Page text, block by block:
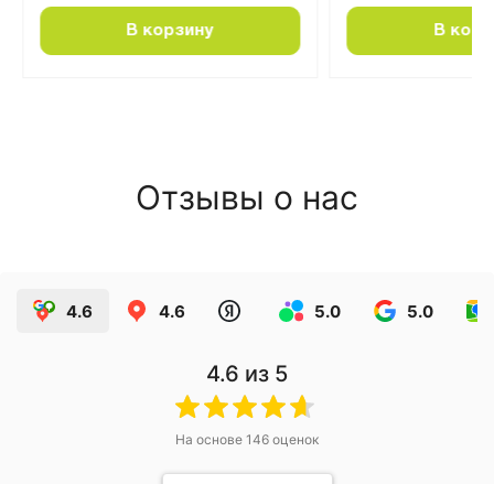
В корзину В
Отзывы о нас
4.6 4.6 5.0 5.0
4.6 из 5
На основе 146 оценок